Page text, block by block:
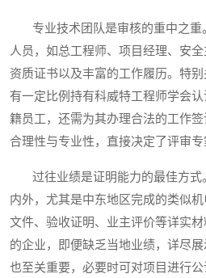
专业技术团队是审核的重中之重
人员，如总工程师、项目经理、安
资质证书以及丰富的工作履历。特
有一定比例持有科威特工程师学会
籍员工，还需为其办理合法的工作
合理性与专业性，直接决定了评审专
过往业绩是证明能力的最佳方式
内外，尤其是中东地区完成的类似
文件、验收证明、业主评价等详实
的企业，即便缺乏当地业绩，详尽
也至关重要，必要时可对项目进行